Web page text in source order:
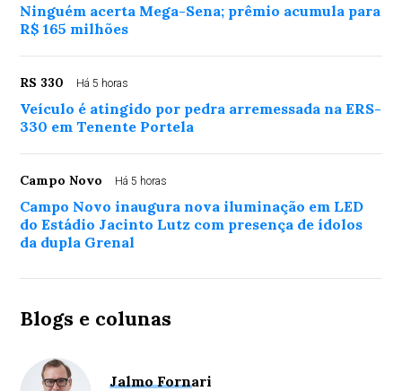
Ninguém acerta Mega-Sena; prêmio acumula para
R$ 165 milhões
RS 330 Há 5 horas
Veículo é atingido por pedra arremessada na ERS-
330 em Tenente Portela
Campo Novo Há 5 horas
Campo Novo inaugura nova iluminação em LED
do Estádio Jacinto Lutz com presença de ídolos
da dupla Grenal
Blogs e colunas
Jalmo Fornari